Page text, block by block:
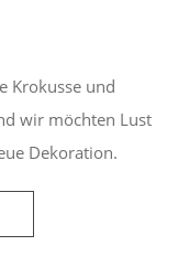
Krokusse und
wir möchten Lust
Dekoration.